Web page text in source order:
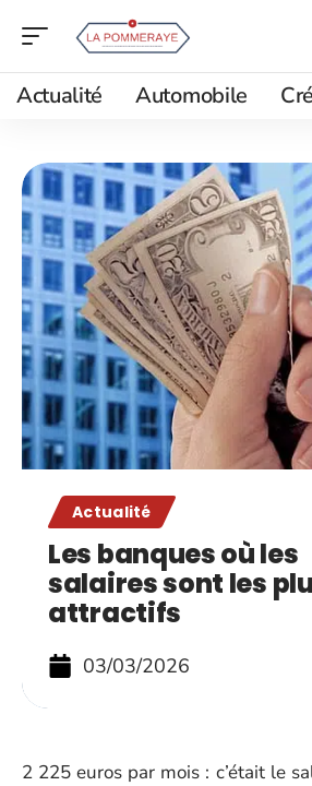
Actualité Automobile
Actualité
Les banques où les
salaires sont les
attractifs
03/03/2026
2 225 euros par mois : c’était le